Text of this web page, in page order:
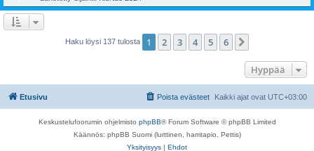
Haku löysi 137 tulosta 1 2 3 4 5 6
Hyppää
Etusivu Kaikki ajat ovat UTC+03:00
Poista evästeet
Keskustelufoorumin ohjelmisto phpBB® Forum Software © phpBB Limited
Käännös: phpBB Suomi (lurttinen, harritapio, Pettis)
Yksityisyys | Ehdot